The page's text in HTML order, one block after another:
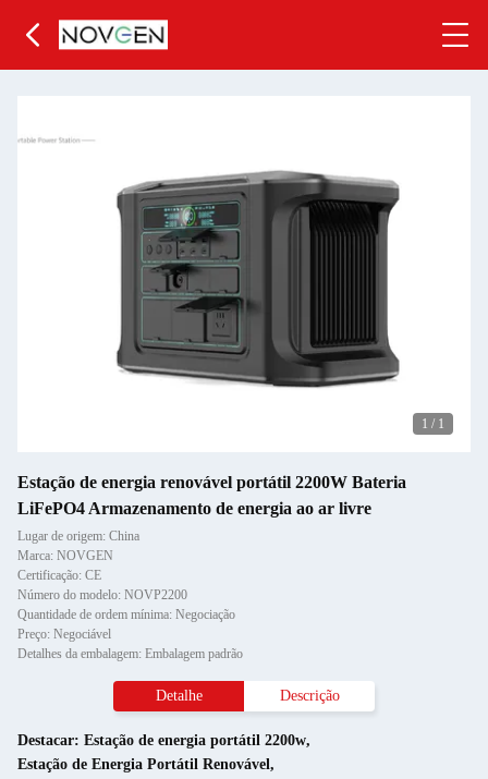
1 / 1
Estação de energia renovável portátil 2200W Bateria
LiFePO4 Armazenamento de energia ao ar livre
Lugar de origem: China
Marca: NOVGEN
Certificação: CE
Número do modelo: NOVP2200
Quantidade de ordem mínima: Negociação
Preço: Negociável
Detalhes da embalagem: Embalagem padrão
Detalhe Descrição
Destacar: Estação de energia portátil 2200w,
Estação de Energia Portátil Renovável,